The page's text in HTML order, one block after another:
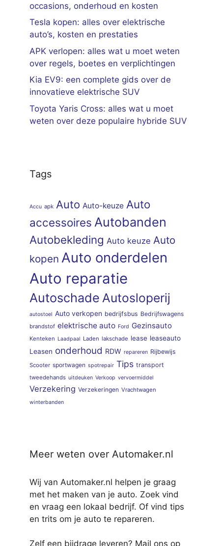
occasions, onderhoud en kosten
Tesla kopen: alles over elektrische
auto’s, kosten en prestaties
APK verlopen: alles wat u moet weten
over regels, boetes en verplichtingen
Kia EV9: een complete gids over de
innovatieve elektrische SUV
Toyota Yaris Cross: alles wat u moet
weten over deze populaire hybride SUV
Tags
Accu apk Auto Auto-keuze Auto
accessoires Autobanden
Autobekleding Auto keuze Auto
kopen Auto onderdelen
Auto reparatie
Autoschade Autosloperij
autostoel Auto verkopen bedrijfsbus Bedrijfswagens
brandstof elektrische auto Ford Gezinsauto
Kenteken Laadpaal Laden lakschade lease leaseauto
Leasen onderhoud RDW repareren Rijbewijs
Scooter sportwagen spotrepair Tips transport
tweedehands uitdeuken Verkoop vervoermiddel
Verzekering Verzekeringen Vrachtwagen
winterbanden
Meer weten over Automaker.nl
Wij van Automaker.nl helpen je graag
met het maken van je auto. Zoek vind
en vraag een lokaal bedrijf. Of vind tips
en trits om je auto te repareren.
Zelf een bijdrage leveren? Mail ons op